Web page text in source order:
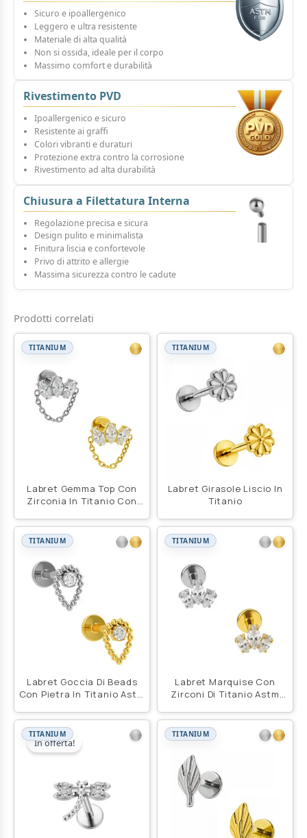
Sicuro e ipoallergenico
Leggero e ultra resistente
Materiale di alta qualità
Non si ossida, ideale per il corpo
Massimo comfort e durabilità
Rivestimento PVD
Ipoallergenico e sicuro
Resistente ai graffi
Colori vibranti e duraturi
Protezione extra contro la corrosione
Rivestimento ad alta durabilità
Chiusura a Filettatura Interna
Regolazione precisa e sicura
Design pulito e minimalista
Finitura liscia e confortevole
Privo di attrito e allergie
Massima sicurezza contro le cadute
Prodotti correlati
TITANIUM
Labret Gemma Top Con
Zirconia In Titanio Con
TITANIUM
Labret Girasole Liscio In
Titanio
TITANIUM
Labret Goccia Di Beads
Con Pietra In Titanio Astm
TITANIUM
Labret Marquise Con
Zirconi Di Titanio Astm
In offerta!
TITANIUM TITANIUM